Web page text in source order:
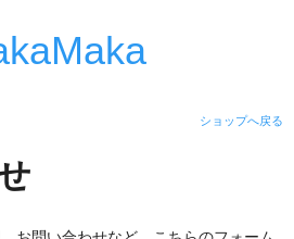
ショップへ戻る